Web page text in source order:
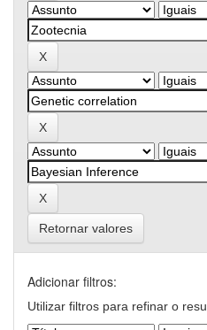
Retornar valores
Adicionar filtros:
Utilizar filtros para refinar o